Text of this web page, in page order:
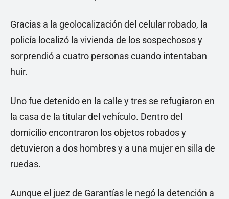
Gracias a la geolocalización del celular robado, la
policía localizó la vivienda de los sospechosos y
sorprendió a cuatro personas cuando intentaban
huir.
Uno fue detenido en la calle y tres se refugiaron en
la casa de la titular del vehículo. Dentro del
domicilio encontraron los objetos robados y
detuvieron a dos hombres y a una mujer en silla de
ruedas.
Aunque el juez de Garantías le negó la detención a